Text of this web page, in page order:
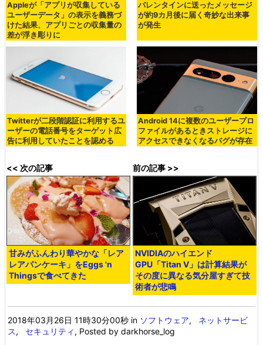
Appleが「アプリが収集している
ユーザーデータ」の表示を義務づ
けた結果、アプリごとの収集量の
差が浮き彫りに
バレンタインに送ったメッセージ
が約9カ月後に届く奇妙な出来事
が発生
Twitterが二段階認証に利用するユ
ーザーの電話番号をターゲット広
告に利用していたことを認める
Android 14に複数のユーザープロ
ファイルがあるときストレージに
アクセスできなくなるバグが存在
<< 次の記事
甘みがふんわり華やかな「レア
レアパンケーキ」をEggs 'n
Thingsで食べてきた
前の記事 >>
NVIDIAのハイエンド
GPU「Titan V」は計算結果が
その度に異なる気分屋すぎて技
術者が悲鳴
2018年03月26日 11時30分00秒 in ソフトウェア, ネットサービ
ス, セキュリティ , Posted by darkhorse_log